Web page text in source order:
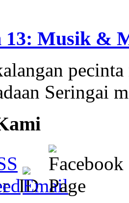
Musik &
Seringai